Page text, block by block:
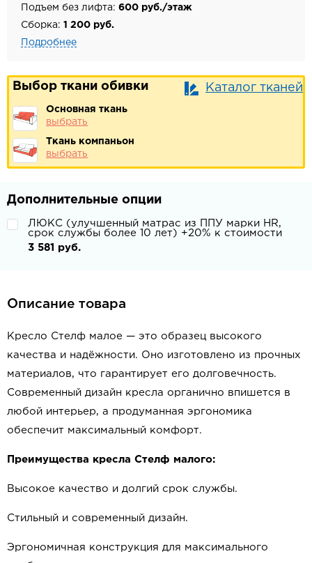
Подъем без лифта: 600 руб./этаж
Сборка: 1 200 руб.
Подробнее
Выбор ткани обивки Каталог тканей
Основная ткань
выбрать
Ткань компаньон
выбрать
Дополнительные опции
ЛЮКС (улучшенный матрас из ППУ марки HR,
срок службы более 10 лет) +20% к стоимости
3 581 руб.
Описание товара
Кресло Стелф малое — это образец высокого
качества и надёжности. Оно изготовлено из прочных
материалов, что гарантирует его долговечность.
Современный дизайн кресла органично впишется в
любой интерьер, а продуманная эргономика
обеспечит максимальный комфорт.
Преимущества кресла Стелф малого:
Высокое качество и долгий срок службы.
Стильный и современный дизайн.
Эргономичная конструкция для максимального